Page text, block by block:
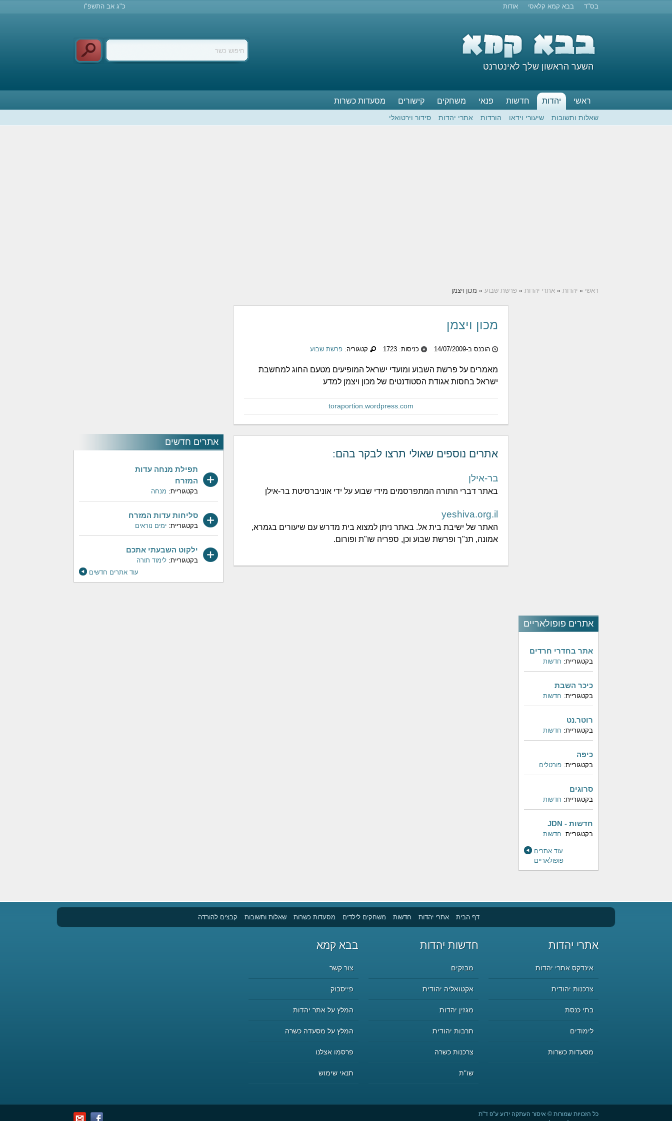
בס"ד בבא קמא קלאסי אודות כ"ג אב התשפ"ו
השער הראשון שלך לאינטרנט
ראשי יהדות חדשות פנאי משחקים קישורים מסעדות כשרות
שאלות ותשובות שיעורי וידאו הורדות אתרי יהדות סידור וירטואלי
ראשי » יהדות » אתרי יהדות » פרשת שבוע » מכון ויצמן
אתרים פופולאריים
אתר בחדרי חרדים
בקטגוריית: חדשות
כיכר השבת
בקטגוריית: חדשות
רוטר.נט
בקטגוריית: חדשות
כיפה
בקטגוריית: פורטלים
סרוגים
בקטגוריית: חדשות
חדשות - JDN
בקטגוריית: חדשות
עוד אתרים
פופולאריים
אתרים חדשים
תפילת מנחה עדות
המזרח
בקטגוריית: מנחה
סליחות עדות המזרח
בקטגוריית: ימים נוראים
ילקוט השבעתי אתכם
בקטגוריית: לימוד תורה
עוד אתרים חדשים
מכון ויצמן
הוכנס ב-14/07/2009 כניסות: 1723 קטגוריה: פרשת שבוע
מאמרים על פרשת השבוע ומועדי ישראל המופיעים מטעם החוג למחשבת
ישראל בחסות אגודת הסטודנטים של מכון ויצמן למדע
toraportion.wordpress.com
אתרים נוספים שאולי תרצו לבקר בהם:
בר-אילן
באתר דברי התורה המתפרסמים מידי שבוע על ידי אוניברסיטת בר-אילן
yeshiva.org.il
האתר של ישיבת בית אל. באתר ניתן למצוא בית מדרש עם שיעורים בגמרא,
אמונה, תנ"ך ופרשת שבוע וכן, ספריה שו"ת ופורום.
דף הבית אתרי יהדות חדשות משחקים לילדים מסעדות כשרות שאלות ותשובות קבצים להורדה
אתרי יהדות
אינדקס אתרי יהדות
צרכנות יהודית
בתי כנסת
לימודים
מסעדות כשרות
חדשות יהדות
מבזקים
אקטואליה יהודית
מגזין יהדות
תרבות יהודית
צרכנות כשרה
שו"ת
בבא קמא
צור קשר
פייסבוק
המלץ על אתר יהדות
המלץ על מסעדה כשרה
פרסמו אצלנו
תנאי שימוש
כל הזכויות שמורות © איסור העתקה ידוע ע"פ ד"ת